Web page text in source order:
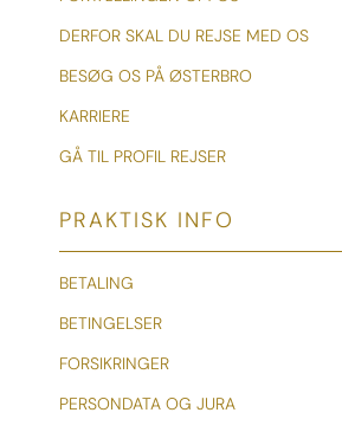
DERFOR SKAL DU REJSE MED OS
BESØG OS PÅ ØSTERBRO
KARRIERE
GÅ TIL PROFIL REJSER
PRAKTISK INFO
BETALING
BETINGELSER
FORSIKRINGER
PERSONDATA OG JURA